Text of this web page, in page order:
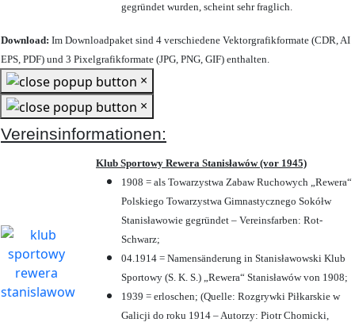
gegründet wurden, scheint sehr fraglich.
Download: Im Downloadpaket sind 4 verschiedene Vektorgrafikformate (CDR, AI
EPS, PDF) und 3 Pixelgrafikformate (JPG, PNG, GIF) enthalten.
×
×
Vereinsinformationen:
Klub Sportowy Rewera Stanisławów (vor 1945)
1908 = als Towarzystwa Zabaw Ruchowych „Rewera“
Polskiego Towarzystwa Gimnastycznego Sokółw
Stanisławowie gegründet – Vereinsfarben: Rot-
Schwarz;
04.1914 = Namensänderung in Stanisławowski Klub
Sportowy (S. K. S.) „Rewera“ Stanisławów von 1908;
1939 = erloschen; (Quelle: Rozgrywki Piłkarskie w
Galicji do roku 1914 – Autorzy: Piotr Chomicki,